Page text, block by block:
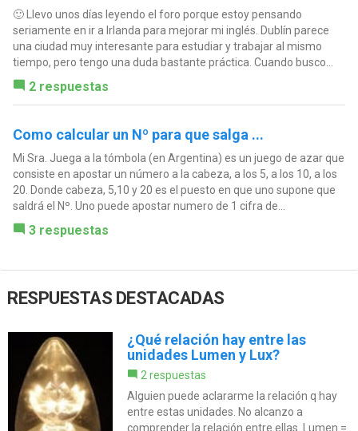
🙂 Llevo unos días leyendo el foro porque estoy pensando
seriamente en ir a Irlanda para mejorar mi inglés. Dublín parece
una ciudad muy interesante para estudiar y trabajar al mismo
tiempo, pero tengo una duda bastante práctica. Cuando busco...
2 respuestas
Como calcular un Nº para que salga ...
Mi Sra. Juega a la tómbola (en Argentina) es un juego de azar que
consiste en apostar un número a la cabeza, a los 5, a los 10, a los
20. Donde cabeza, 5,10 y 20 es el puesto en que uno supone que
saldrá el Nº. Uno puede apostar numero de 1 cifra de...
3 respuestas
RESPUESTAS DESTACADAS
¿Qué relación hay entre las
unidades Lumen y Lux?
2 respuestas
Alguien puede aclararme la relación q hay
entre estas unidades. No alcanzo a
comprender la relación entre ellas. Lumen =